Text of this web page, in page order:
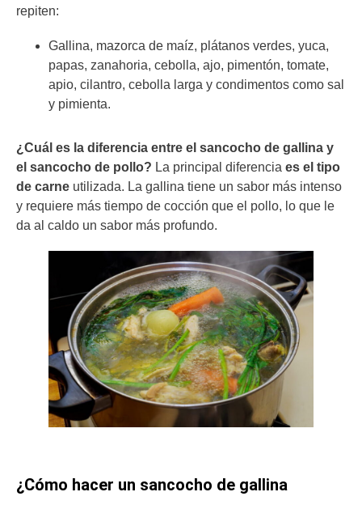
repiten:
Gallina, mazorca de maíz, plátanos verdes, yuca,
papas, zanahoria, cebolla, ajo, pimentón, tomate,
apio, cilantro, cebolla larga y condimentos como sal
y pimienta.
¿Cuál es la diferencia entre el sancocho de gallina y
el sancocho de pollo? La principal diferencia es el tipo
de carne utilizada. La gallina tiene un sabor más intenso
y requiere más tiempo de cocción que el pollo, lo que le
da al caldo un sabor más profundo.
¿Cómo hacer un sancocho de gallina